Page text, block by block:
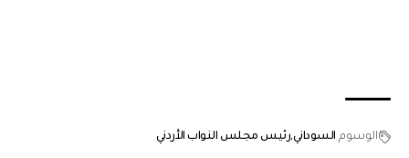
الوسوم السودانيرئيس مجلس النواب الأردني